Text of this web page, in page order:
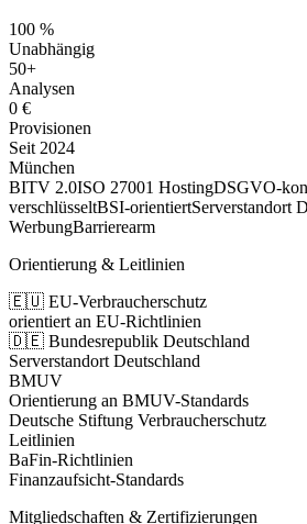
100 %
Unabhängig
50+
Analysen
0 €
Provisionen
Seit 2024
München
BITV 2.0ISO 27001 HostingDSGVO-
verschlüsseltBSI-orientiertServerstandort
WerbungBarrierearm
Orientierung & Leitlinien
🇪🇺 EU-Verbraucherschutz
orientiert an EU-Richtlinien
🇩🇪 Bundesrepublik Deutschland
Serverstandort Deutschland
BMUV
Orientierung an BMUV-Standards
Deutsche Stiftung Verbraucherschutz
Leitlinien
BaFin-Richtlinien
Finanzaufsicht-Standards
Mitgliedschaften & Zertifizierungen